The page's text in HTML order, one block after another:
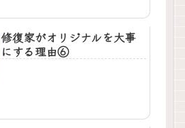
修復家がオリジナルを大事
にする理由⑥